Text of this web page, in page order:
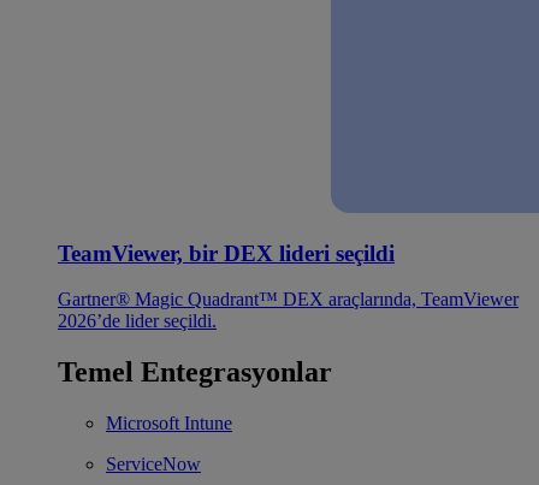
TeamViewer, bir DEX lideri seçildi
Gartner® Magic Quadrant™ DEX araçlarında, TeamViewer
2026’de lider seçildi.
Temel Entegrasyonlar
Microsoft Intune
ServiceNow